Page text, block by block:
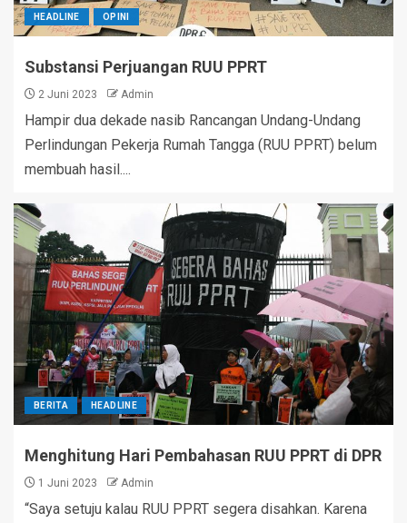
HEADLINE OPINI
Substansi Perjuangan RUU PPRT
2 Juni 2023 Admin
Hampir dua dekade nasib Rancangan Undang-Undang
Perlindungan Pekerja Rumah Tangga (RUU PPRT) belum
membuah hasil....
BERITA HEADLINE
Menghitung Hari Pembahasan RUU PPRT di DPR
1 Juni 2023 Admin
“Saya setuju kalau RUU PPRT segera disahkan. Karena